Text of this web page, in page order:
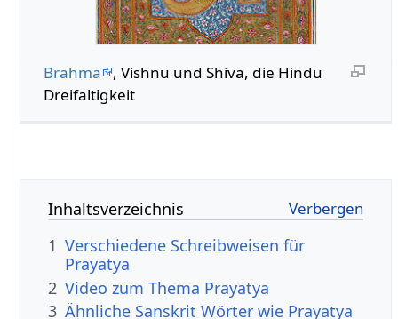
Brahma
, Vishnu und Shiva, die Hindu
Dreifaltigkeit
Inhaltsverzeichnis
1 Verschiedene Schreibweisen für
Prayatya
2 Video zum Thema Prayatya
3 Ähnliche Sanskrit Wörter wie Prayatya